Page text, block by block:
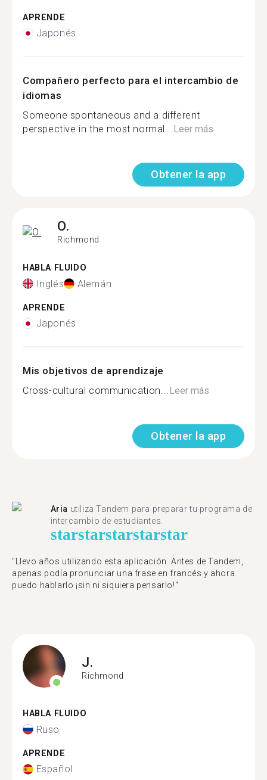
APRENDE
Japonés
Compañero perfecto para el intercambio de
idiomas
Someone spontaneous and a different
perspective in the most normal...Leer más
Obtener la app
O.
Richmond
HABLA FLUIDO
Inglés Alemán
APRENDE
Japonés
Mis objetivos de aprendizaje
Cross-cultural communication...Leer más
Obtener la app
Aria utiliza Tandem para preparar tu programa de
intercambio de estudiantes.
starstarstarstarstar
"Llevo años utilizando esta aplicación. Antes de Tandem,
apenas podía pronunciar una frase en francés y ahora
puedo hablarlo ¡sin ni siquiera pensarlo!"
J.
Richmond
HABLA FLUIDO
Ruso
APRENDE
Español